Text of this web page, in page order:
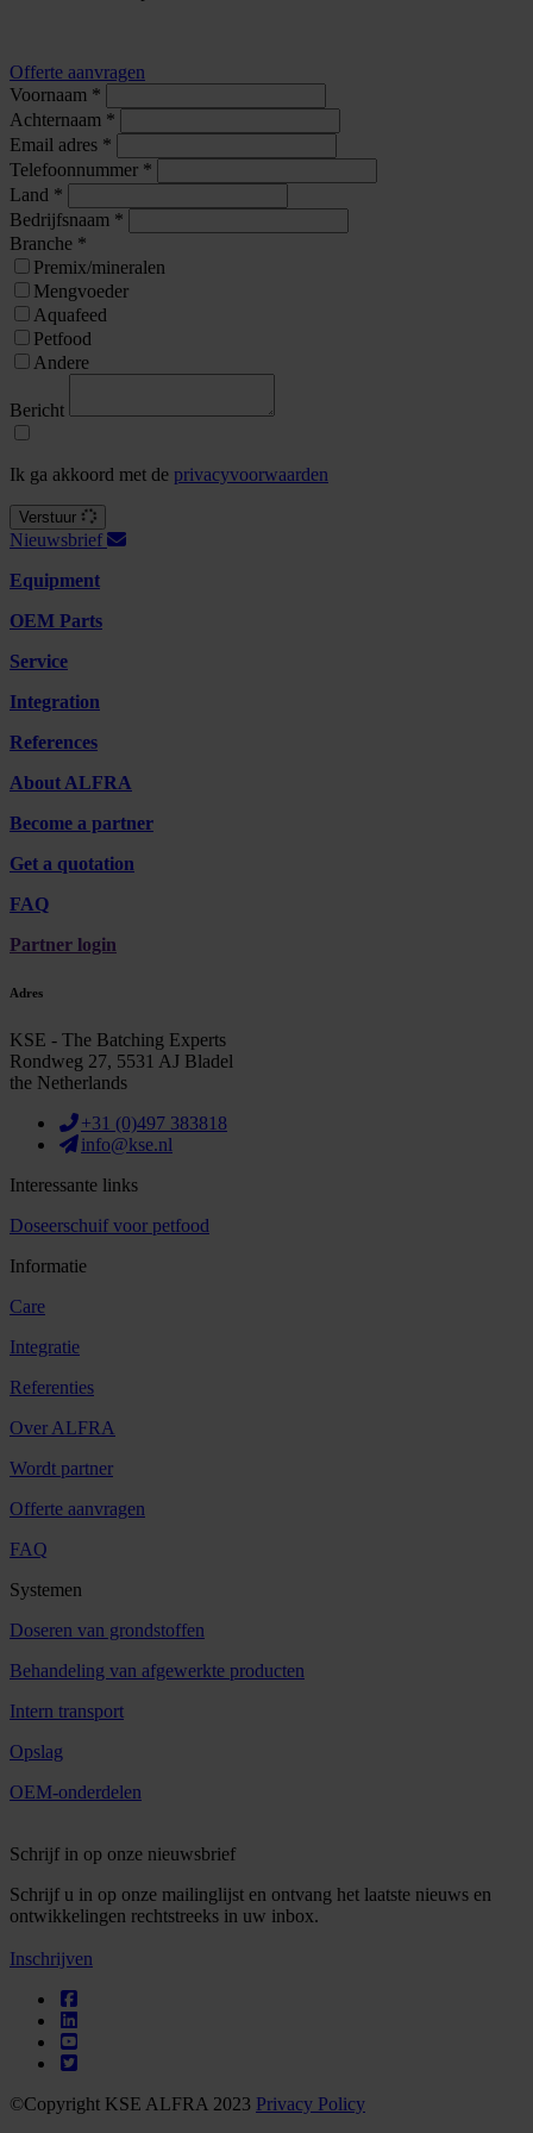
Offerte aanvragen
Voornaam *
Achternaam *
Email adres *
Telefoonnummer *
Land *
Bedrijfsnaam *
Branche *
Premix/mineralen
Mengvoeder
Aquafeed
Petfood
Andere
Bericht
Ik ga akkoord met de privacyvoorwaarden
Verstuur
Nieuwsbrief
Equipment
OEM Parts
Service
Integration
References
About ALFRA
Become a partner
Get a quotation
FAQ
Partner login
Adres
KSE - The Batching Experts
Rondweg 27, 5531 AJ Bladel
the Netherlands
+31 (0)497 383818
info@kse.nl
Interessante links
Doseerschuif voor petfood
Informatie
Care
Integratie
Referenties
Over ALFRA
Wordt partner
Offerte aanvragen
FAQ
Systemen
Doseren van grondstoffen
Behandeling van afgewerkte producten
Intern transport
Opslag
OEM-onderdelen
Schrijf in op onze nieuwsbrief
Schrijf u in op onze mailinglijst en ontvang het laatste nieuws en
ontwikkelingen rechtstreeks in uw inbox.
Inschrijven
©Copyright KSE ALFRA 2023 Privacy Policy